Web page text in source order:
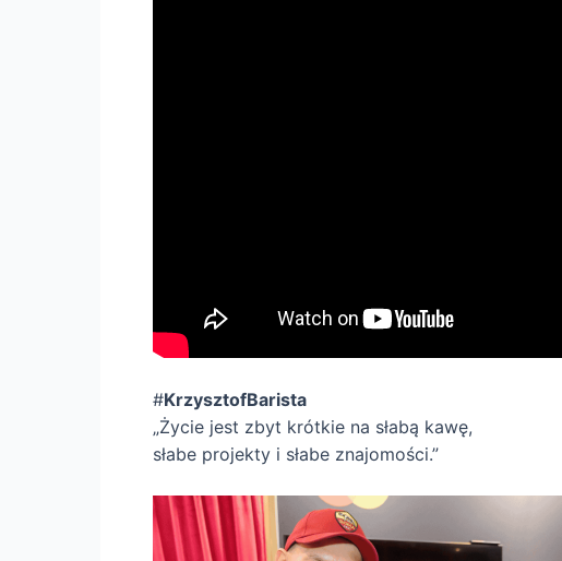
#KrzysztofBarista
„Życie jest zbyt krótkie na słabą kawę,
słabe projekty i słabe znajomości.”